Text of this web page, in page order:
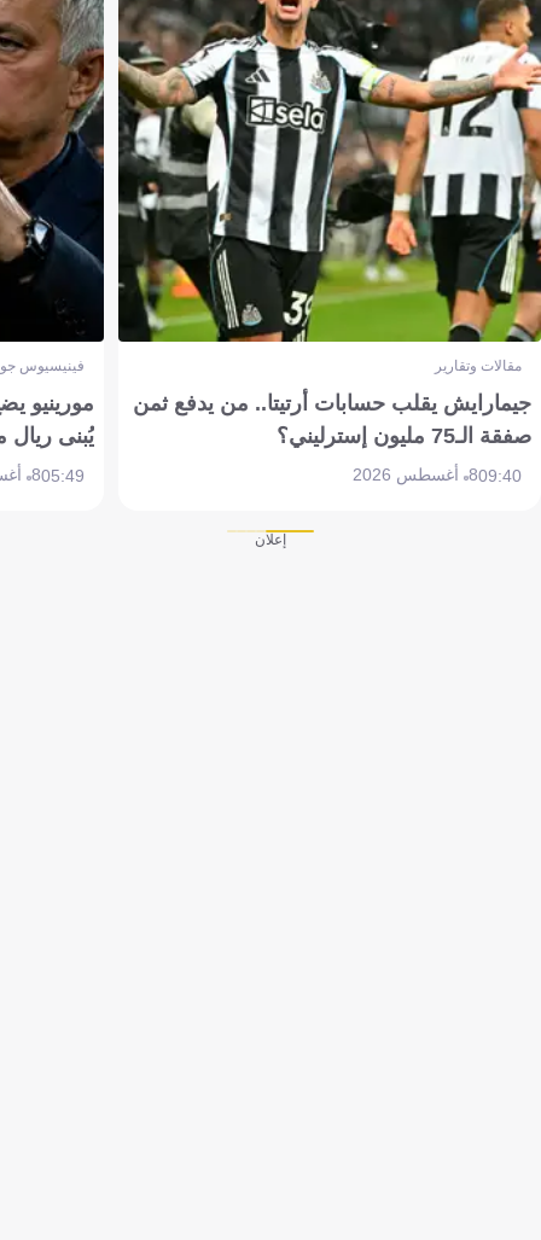
مقالات وتقارير
جيمارايش يقلب حسابات أرتيتا.. من يدفع ثمن
صفقة الـ75 مليون إسترليني؟
09:408 أغسطس 2026
فينيسيوس
مورينيو
يُبنى ريال
05:498 أغسطس 2026
إعلان